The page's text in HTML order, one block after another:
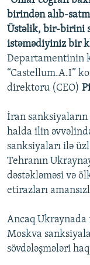
birindən alıb-
Üstəlik, bir-birini
istəmədiyiniz bir
Departamentinin
“Castellum.A.I”
direktoru (CEO)
İran sanksiyaların
halda ilin
sanksiyaları ilə
Tehranın
dəstəkləməsi və
etirazları
Ancaq Ukraynada
Moskva
sövdələşmələri